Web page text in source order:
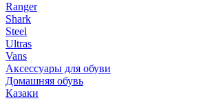
Ranger
Shark
Steel
Ultras
Vans
Аксессуары для обуви
Домашняя обувь
Казаки